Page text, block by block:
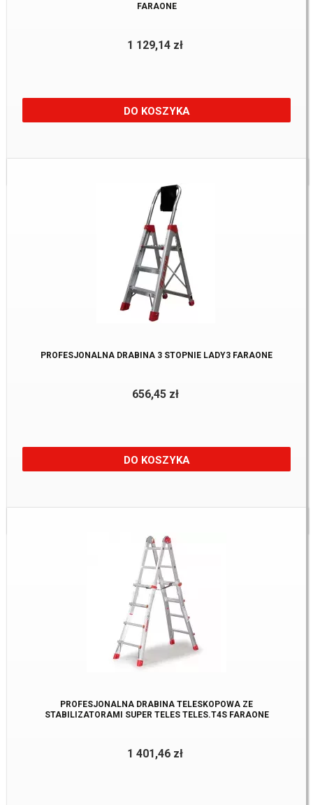
FARAONE
1 129,14 zł
DO KOSZYKA
Dostępne:1 szt
PROFESJONALNA DRABINA 3 STOPNIE LADY3 FARAONE
656,45 zł
DO KOSZYKA
Dostępne:1 szt
PROFESJONALNA DRABINA TELESKOPOWA ZE
STABILIZATORAMI SUPER TELES TELES.T4S FARAONE
1 401,46 zł